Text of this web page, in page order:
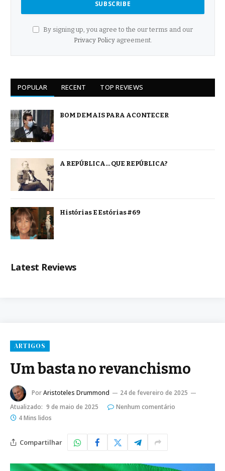
By signing up, you agree to the our terms and our
Privacy Policyagreement.
POPULAR RECENT TOP REVIEWS
BOM DEMAIS PARA ACONTECER
A REPÚBLICA… QUE REPÚBLICA?
Histórias E Estórias #69
Latest Reviews
ARTIGOS
Um basta no revanchismo
PorAristoteles Drummond
24 de fevereiro de 2025
Atualizado: 9 de maio de 2025
Nenhum comentário
4 Mins lidos
Compartilhar